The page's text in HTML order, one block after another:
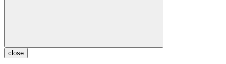
close